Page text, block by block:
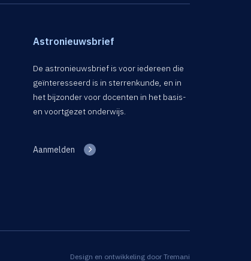
Astronieuwsbrief
De astronieuwsbrief is voor iedereen die
geïnteresseerd is in sterrenkunde, en in
het bijzonder voor docenten in het basis-
en voortgezet onderwijs.
Aanmelden
Design en ontwikkeling door Tremani